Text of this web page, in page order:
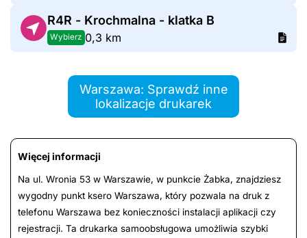
R4R - Krochmalna - klatka B
Wybierz 0,3 km
Warszawa: Sprawdź inne
lokalizacje drukarek
Więcej informacji
Na ul. Wronia 53 w Warszawie, w punkcie Żabka, znajdziesz
wygodny punkt ksero Warszawa, który pozwala na druk z
telefonu Warszawa bez konieczności instalacji aplikacji czy
rejestracji. Ta drukarka samoobsługowa umożliwia szybki